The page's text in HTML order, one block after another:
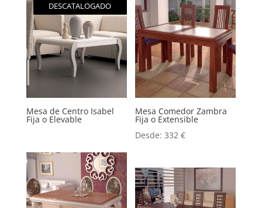
DESCATALOGADO
Mesa de Centro Isabel
Fija o Elevable
Mesa Comedor Zambra
Fija o Extensible
Desde:332€